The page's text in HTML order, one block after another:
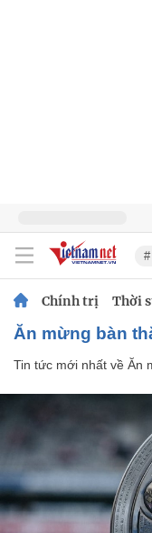
Chính trị Thời
Ăn mừng bàn
Tin tức mới nhất về Ăn